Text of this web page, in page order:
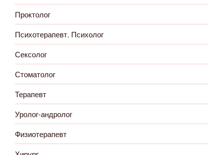
Проктолог
Психотерапевт. Психолог
Сексолог
Стоматолог
Терапевт
Уролог-андролог
Физиотерапевт